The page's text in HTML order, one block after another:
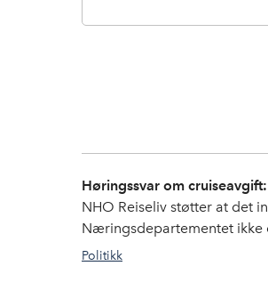
Høringssvar om
NHO Reiseliv støtter at det
Næringsdepartementet ikke
Politikk